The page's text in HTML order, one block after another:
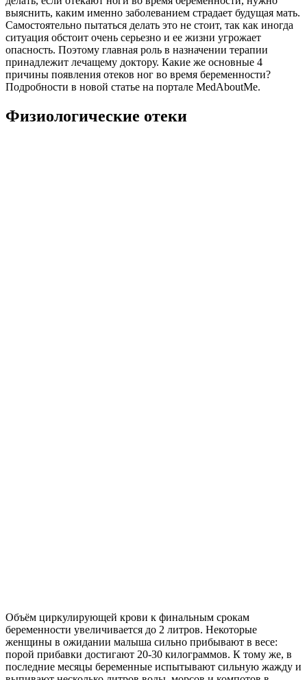
выяснить, каким именно заболеванием страдает будущая мать.
Самостоятельно пытаться делать это не стоит, так как иногда
ситуация обстоит очень серьезно и ее жизни угрожает
опасность. Поэтому главная роль в назначении терапии
принадлежит лечащему доктору. Какие же основные 4
причины появления отеков ног во время беременности?
Подробности в новой статье на портале MedAboutMe.
Физиологические отеки
Объём циркулирующей крови к финальным срокам
беременности увеличивается до 2 литров. Некоторые
женщины в ожидании малыша сильно прибывают в весе:
порой прибавки достигают 20-30 килограммов. К тому же, в
последние месяцы беременные испытывают сильную жажду и